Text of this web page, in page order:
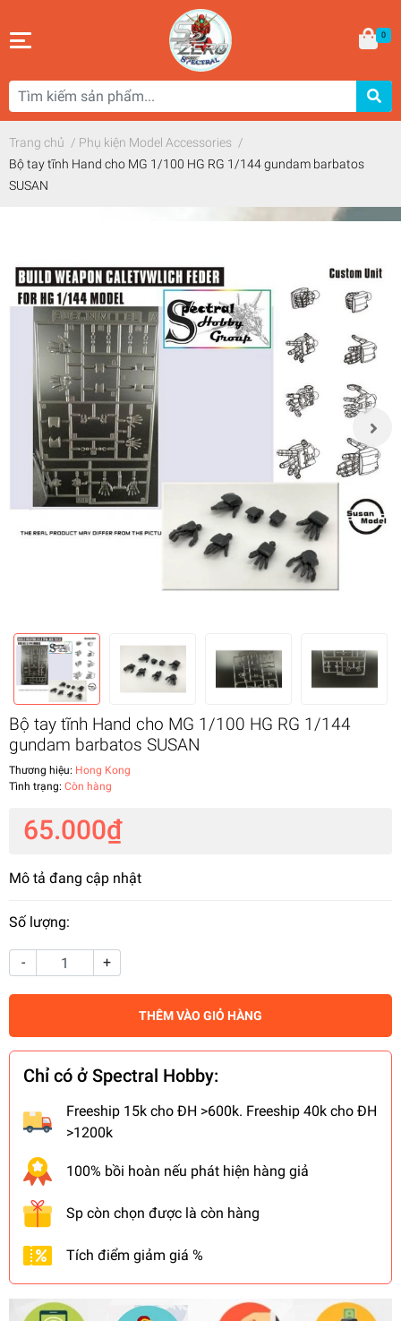
0
Trang chủ / Phụ kiện Model Accessories /
Bộ tay tĩnh Hand cho MG 1/100 HG RG 1/144 gundam barbatos
SUSAN
Bộ tay tĩnh Hand cho MG 1/100 HG RG 1/144
gundam barbatos SUSAN
Thương hiệu: Hong Kong
Tình trạng: Còn hàng
65.000₫
Mô tả đang cập nhật
Số lượng:
- +
THÊM VÀO GIỎ HÀNG
Chỉ có ở Spectral Hobby:
Freeship 15k cho ĐH >600k. Freeship 40k cho ĐH
>1200k
100% bồi hoàn nếu phát hiện hàng giả
Sp còn chọn được là còn hàng
Tích điểm giảm giá %